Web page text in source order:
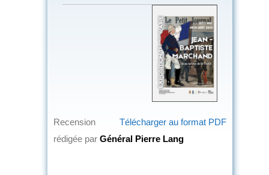
Télécharger au format PDF
Recension
rédigée par Général Pierre Lang